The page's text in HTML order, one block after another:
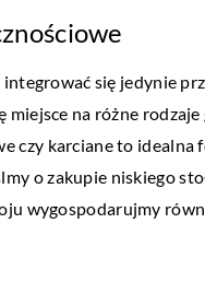
się jedynie
na różne
czy karciane to
o zakupie niskiego
wygospodarujmy
z najważniejszych kroków
każdej ślubnej
ten krok dokładnie